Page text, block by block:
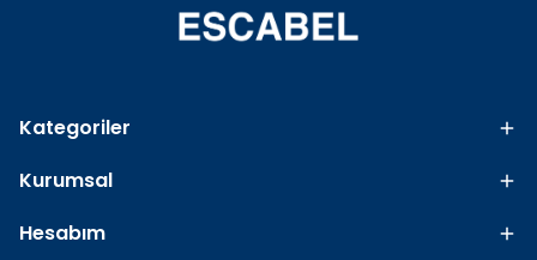
Kategoriler
Kurumsal
Hesabım